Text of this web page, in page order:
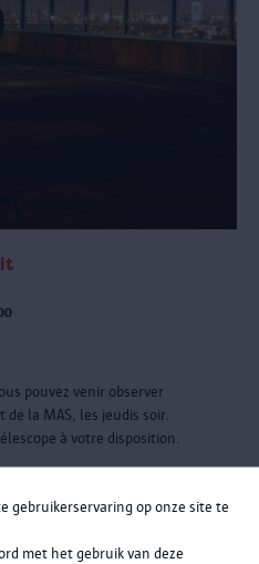
gebruikerservaring op onze site te
met het gebruik van deze
pouvez venir observer
la MAS, les jeudis soir.
à votre disposition.